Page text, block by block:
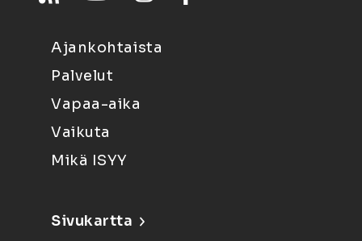
Ajankohtaista
Palvelut
Vapaa-aika
Vaikuta
Mikä ISYY
Sivukartta